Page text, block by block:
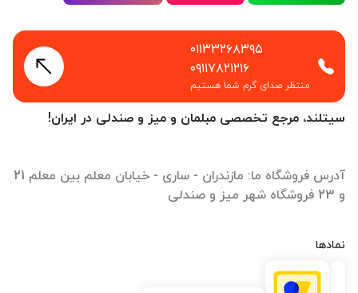
سیتلند، مرجع تخصصی مبلمان و میز و صندلی در ایران!
آدرس فروشگاه ما: مازندران - ساری - خیابان معلم بین معلم 21
و 23 فروشگاه شهر میز و صندلی
نمادها
۰۱۱۳۳۲۶۸۳۹۵
۰۹۱۱۷۸۲۱۲۱۶
منتظر صدای گرم شما هستیم